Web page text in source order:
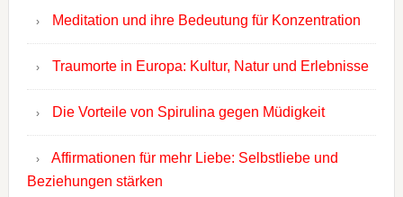
Meditation und ihre Bedeutung für Konzentration
Traumorte in Europa: Kultur, Natur und Erlebnisse
Die Vorteile von Spirulina gegen Müdigkeit
Affirmationen für mehr Liebe: Selbstliebe und
Beziehungen stärken